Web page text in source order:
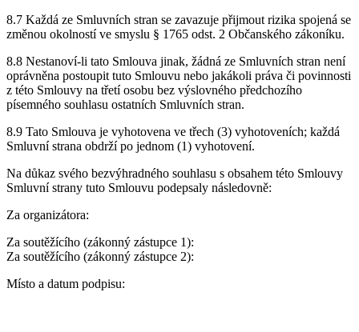
8.7 Každá ze Smluvních stran se zavazuje přijmout rizika spojená se
změnou okolností ve smyslu § 1765 odst. 2 Občanského zákoníku.
8.8 Nestanoví-li tato Smlouva jinak, žádná ze Smluvních stran není
oprávněna postoupit tuto Smlouvu nebo jakákoli práva či povinnosti
z této Smlouvy na třetí osobu bez výslovného předchozího
písemného souhlasu ostatních Smluvních stran.
8.9 Tato Smlouva je vyhotovena ve třech (3) vyhotoveních; každá
Smluvní strana obdrží po jednom (1) vyhotovení.
Na důkaz svého bezvýhradného souhlasu s obsahem této Smlouvy
Smluvní strany tuto Smlouvu podepsaly následovně:
Za organizátora:
Za soutěžícího (zákonný zástupce 1):
Za soutěžícího (zákonný zástupce 2):
Místo a datum podpisu: